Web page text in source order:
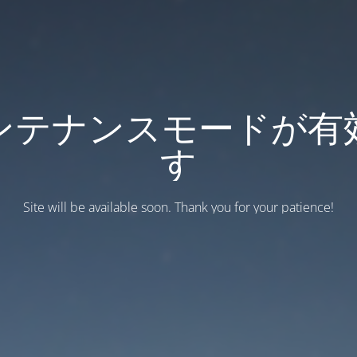
テナンスモードが有
す
Site will be available soon. Thank you for your patience!